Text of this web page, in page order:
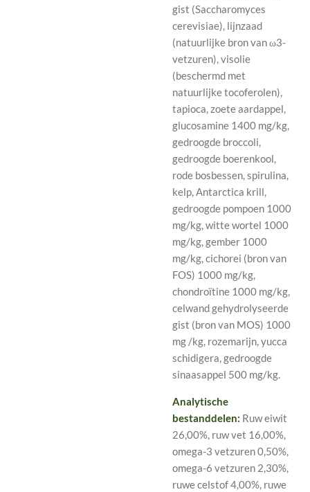
gist (Saccharomyces
cerevisiae), lijnzaad
(natuurlijke bron van ω3-
vetzuren), visolie
(beschermd met
natuurlijke tocoferolen),
tapioca, zoete aardappel,
glucosamine 1400 mg/kg,
gedroogde broccoli,
gedroogde boerenkool,
rode bosbessen, spirulina,
kelp, Antarctica krill,
gedroogde pompoen 1000
mg/kg, witte wortel 1000
mg/kg, gember 1000
mg/kg, cichorei (bron van
FOS) 1000 mg/kg,
chondroïtine 1000 mg/kg,
celwand gehydrolyseerde
gist (bron van MOS) 1000
mg /kg, rozemarijn, yucca
schidigera, gedroogde
sinaasappel 500 mg/kg.
Analytische
bestanddelen: Ruw eiwit
26,00%, ruw vet 16,00%,
omega-3 vetzuren 0,50%,
omega-6 vetzuren 2,30%,
ruwe celstof 4,00%, ruwe